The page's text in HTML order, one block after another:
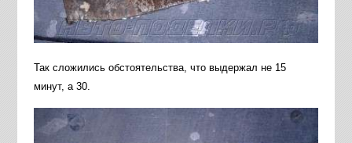
Так сложились обстоятельства, что выдержал не 15
минут, а 30.